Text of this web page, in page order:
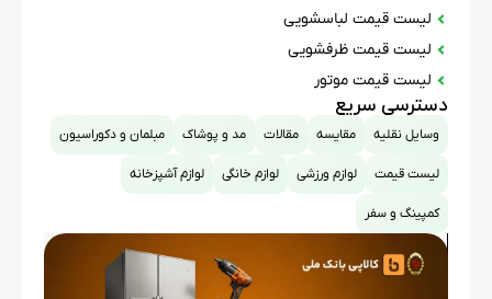
لیست قیمت لباسشویی
لیست قیمت ظرفشویی
لیست قیمت موتور
دسترسی سریع
وسایل نقلیه مقایسه مقالات مد و پوشاک مبلمان و دکوراسیون
لیست قیمت لوازم ورزشی لوازم خانگی لوازم آشپزخانه
کمپینگ و سفر